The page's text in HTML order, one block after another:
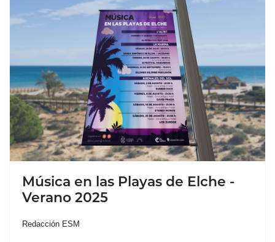
Música en las Playas de Elche -
Verano 2025
Redacción ESM